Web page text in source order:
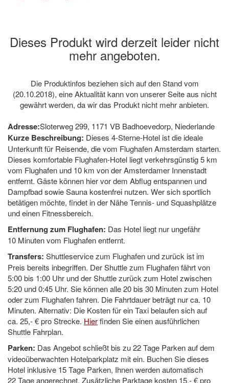
Dieses Produkt wird derzeit leider nicht
mehr angeboten.
Die Produktinfos beziehen sich auf den Stand vom
(20.10.2018), eine Aktualität kann von unserer Seite aus nicht
gewährt werden, da wir das Produkt nicht mehr anbieten.
Adresse:Sloterweg 299, 1171 VB Badhoevedorp, Niederlande
Kurze Beschreibung: Dieses 4-Sterne-Hotel ist die ideale
Unterkunft für Reisende, die vom Flughafen Amsterdam starten.
Dieses komfortable Flughafen-Hotel liegt verkehrsgünstig 5 km
vom Flughafen und 10 km von der Amsterdamer Innenstadt
entfernt. Gäste können hier vor dem Abflug entspannen und
Dampfbad sowie Sauna kostenfrei nutzen. Wer sich sportlich
betätigen möchte, findet in der Nähe Tennis- und Squashplätze
und einen Fitnessbereich.
Entfernung zum Flughafen: Das Hotel liegt nur ungefähr
10 Minuten vom Flughafen entfernt.
Transfers: Shuttleservice zum Flughafen und zurück ist im
Preis bereits inbegriffen. Der Shuttle zum Flughafen fährt von
5:00 bis 1:00 Uhr und der Shuttle zurück zum Hotel zwischen
5:20 und 0:45 Uhr. Sie können alle 20 bis 30 Minuten zum Hotel
oder zum Flughafen fahren. Die Fahrtdauer beträgt nur ca. 10
Minuten. Alternativ: Die Kosten für ein Taxi belaufen sich auf
ca. 25,- € pro Strecke. Hierfinden Sie einen ausführlichen
Shuttle Fahrplan.
Parken: Das Angebot schließt bis zu 22 Tage Parken auf dem
videoüberwachten Hotelparkplatz mit ein. Buchen Sie dieses
Hotel inklusive 15 Tage Parken, Ihnen werden automatisch
22 Tage angerechnet. Zusätzliche Parktage kosten 15,- € pro